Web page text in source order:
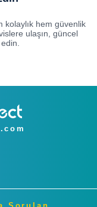
kolaylık hem güvenlik
ulaşın, güncel
edin.